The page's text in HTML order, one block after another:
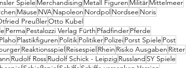
Spiele Merchandising Metall Figuren MilitärMittelmeer
Mäuse NVANapoleon NordpolNordsee Noris
PreußlerOtto Kubel
PermaPestalozzi Verlag Fürth PfadfinderPferde
PlahoPlastikfiguren PolitikPolitikerPolizeiPorst Spiele Post
ReaktionsspielReisespielRhein Risiko Ausgaben Ritter
Rudolf RossRudolf Schick - Leipzig Russland SY Spiele